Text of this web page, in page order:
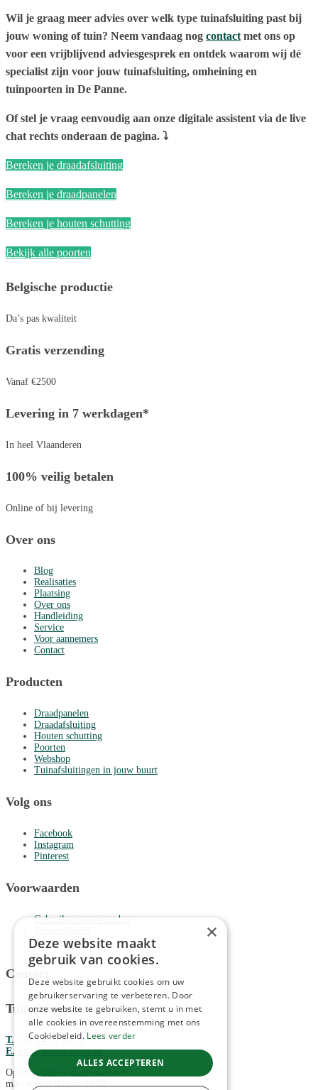
Wil je graag meer advies over welk type tuinafsluiting past bij
jouw woning of tuin? Neem vandaag nog contact met ons op
voor een vrijblijvend adviesgesprek en ontdek waarom wij dé
specialist zijn voor jouw tuinafsluiting, omheining en
tuinpoorten in De Panne.
Of stel je vraag eenvoudig aan onze digitale assistent via de live
chat rechts onderaan de pagina. ⤵️
Bereken je draadafsluiting
Bereken je draadpanelen
Bereken je houten schutting
Bekijk alle poorten
Belgische productie
Da’s pas kwaliteit
Gratis verzending
Vanaf €2500
Levering in 7 werkdagen*
In heel Vlaanderen
100% veilig betalen
Online of bij levering
Over ons
Blog
Realisaties
Plaatsing
Over ons
Handleiding
Service
Voor aannemers
Contact
Producten
Draadpanelen
Draadafsluiting
Houten schutting
Poorten
Webshop
Tuinafsluitingen in jouw buurt
Volg ons
Facebook
Instagram
Pinterest
Voorwaarden
Gebruikersvoorwaarden
Privacybeleid
Contact
Tuinafsluiter
T. ‭+32 14 74 96 70
E. info@tuinafsluiter.be
Openingstijden klantenservice:
ma - vrij: 8:00 t/m 18:00
×
Deze website maakt
gebruik van cookies.
Deze website gebruikt cookies om uw
gebruikerservaring te verbeteren. Door
onze website te gebruiken, stemt u in met
alle cookies in overeenstemming met ons
Cookiebeleid. Lees verder
ALLES ACCEPTEREN